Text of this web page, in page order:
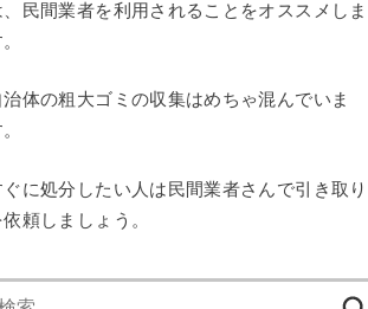
、民間業者を利用されることをオススメしま
治体の粗大ゴミの収集はめちゃ混んでいま
ぐに処分したい人は民間業者さんで引き取り
頼しましょう。